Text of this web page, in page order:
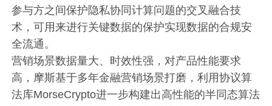
参与方之间保护隐私协同计算问题的交叉融合技
术，可用来进行关键数据的保护实现数据的合规安
全流通。
营销场景数据量大、时效性强，对产品性能要求
高，摩斯基于多年金融营销场景打磨，利用协议算
法库MorseCrypto进一步构建出高性能的半同态算法